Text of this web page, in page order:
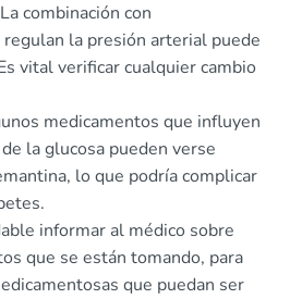
combinación con
la presión arterial puede
vital verificar cualquier cambio
medicamentos que influyen
la glucosa pueden verse
lo que podría complicar
informar al médico sobre
que se están tomando, para
que puedan ser